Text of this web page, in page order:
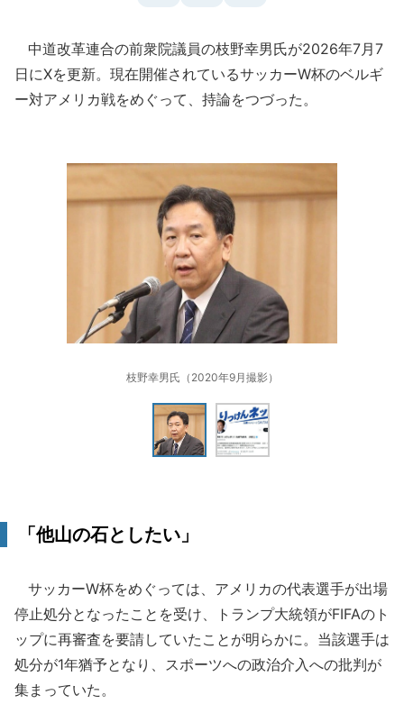
中道改革連合の前衆院議員の枝野幸男氏が2026年7月7
日にXを更新。現在開催されているサッカーW杯のベルギ
ー対アメリカ戦をめぐって、持論をつづった。
枝野幸男氏（2020年9月撮影）
「他山の石としたい」
サッカーW杯をめぐっては、アメリカの代表選手が出場
停止処分となったことを受け、トランプ大統領がFIFAのト
ップに再審査を要請していたことが明らかに。当該選手は
処分が1年猶予となり、スポーツへの政治介入への批判が
集まっていた。